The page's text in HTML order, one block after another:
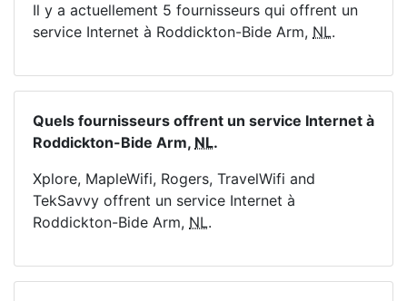
Il y a actuellement 5 fournisseurs qui offrent un
service Internet à Roddickton-Bide Arm, NL.
Quels fournisseurs offrent un service Internet à
Roddickton-Bide Arm, NL.
Xplore, MapleWifi, Rogers, TravelWifi and
TekSavvy offrent un service Internet à
Roddickton-Bide Arm, NL.